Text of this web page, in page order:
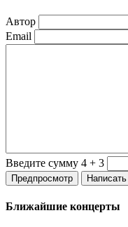
Автор
Email
Введите сумму 4 + 3
Ближайшие концерты